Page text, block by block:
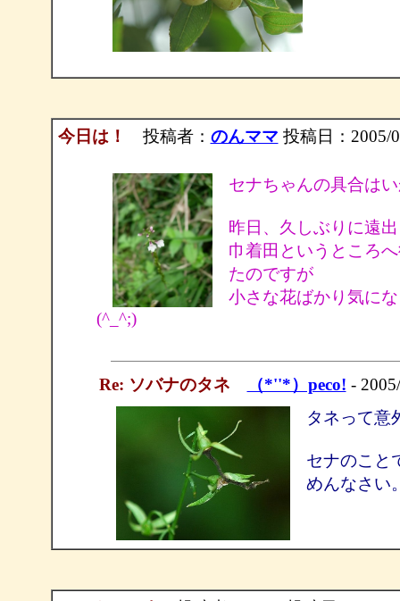
今日は！ 投稿者： のんママ 投稿日：2005/
セナちゃんの具合は
昨日、久しぶりに遠
巾着田というところ
たのですが
小さな花ばかり気に
(^_^;)
Re: ソバナのタネ （*''*）peco! -
タネって意
セナのこと
めんなさい